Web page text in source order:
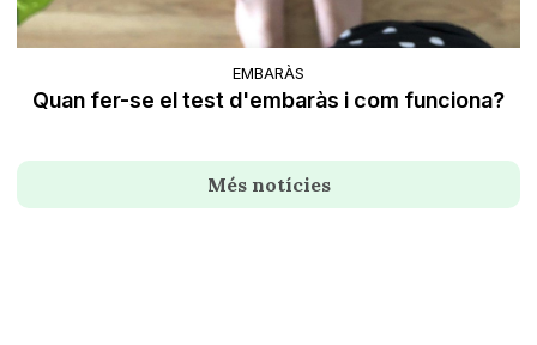
EMBARÀS
Quan fer-se el test d'embaràs i com funciona?
Més notícies